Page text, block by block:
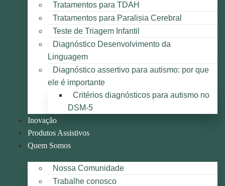
Tratamentos para TDAH
Tratamentos para Paralisia Cerebral
Teste de Triagem Infantil
Diagnóstico Desenvolvimento da
Linguagem
Diagnóstico assertivo para autismo: por que
ele é importante
Critérios diagnósticos para autismo no
DSM-5
Inovação
Produtos Assistivos
Quem Somos
Nossa Comunidade
Trabalhe conosco